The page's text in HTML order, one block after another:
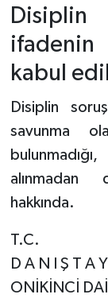
kabul
Disiplin
savunma
alınmadan
hakkında.
T.C.
D A N I Ş T A Y
ONİKİNCİ